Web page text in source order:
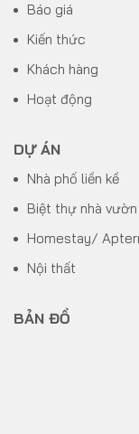
Báo giá
Kiến thức
Khách hàng
Hoạt động
DỰ ÁN
Nhà phố liền kề
Biệt thự nhà vườn
Homestay/
Nội thất
BẢN ĐỒ